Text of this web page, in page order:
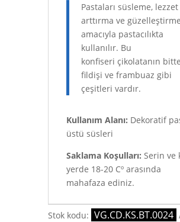
Pastaları süsleme, lezzet
arttırma ve
amacıyla pastacılıkta
kullanılır. Bu
konfiseri çikolatanın
fildişi ve frambuaz gibi
çeşitleri vardır.
Kullanım Alanı: Dekoratif
üstü süsleri
Saklama Koşulları: Serin ve
yerde 18-20 Cº arasında
mahafaza ediniz.
Stok kodu: VG.CD.KS.BT.0024